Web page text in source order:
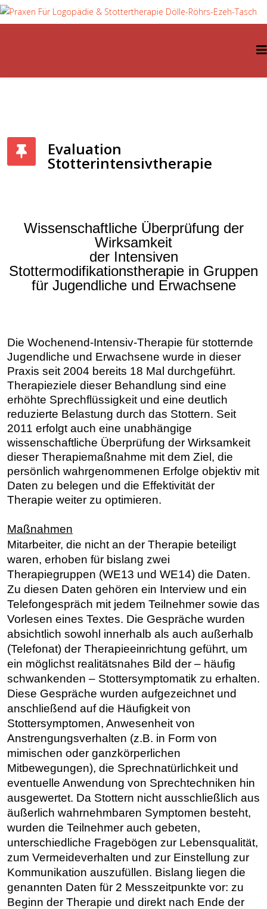
Evaluation
Stotterintensivtherapie
Wissenschaftliche Überprüfung der
Wirksamkeit
der Intensiven
Stottermodifikationstherapie in Gruppen
für Jugendliche und Erwachsene
Die Wochenend-Intensiv-Therapie für stotternde
Jugendliche und Erwachsene wurde in dieser
Praxis seit 2004 bereits 18 Mal durchgeführt.
Therapieziele dieser Behandlung sind eine
erhöhte Sprechflüssigkeit und eine deutlich
reduzierte Belastung durch das Stottern. Seit
2011 erfolgt auch eine unabhängige
wissenschaftliche Überprüfung der Wirksamkeit
dieser Therapiemaßnahme mit dem Ziel, die
persönlich wahrgenommenen Erfolge objektiv mit
Daten zu belegen und die Effektivität der
Therapie weiter zu optimieren.
Maßnahmen
Mitarbeiter, die nicht an der Therapie beteiligt
waren, erhoben für bislang zwei
Therapiegruppen (WE13 und WE14) die Daten.
Zu diesen Daten gehören ein Interview und ein
Telefongespräch mit jedem Teilnehmer sowie das
Vorlesen eines Textes. Die Gespräche wurden
absichtlich sowohl innerhalb als auch außerhalb
(Telefonat) der Therapieeinrichtung geführt, um
ein möglichst realitätsnahes Bild der – häufig
schwankenden – Stottersymptomatik zu erhalten.
Diese Gespräche wurden aufgezeichnet und
anschließend auf die Häufigkeit von
Stottersymptomen, Anwesenheit von
Anstrengungsverhalten (z.B. in Form von
mimischen oder ganzkörperlichen
Mitbewegungen), die Sprechnatürlichkeit und
eventuelle Anwendung von Sprechtechniken hin
ausgewertet. Da Stottern nicht ausschließlich aus
äußerlich wahrnehmbaren Symptomen besteht,
wurden die Teilnehmer auch gebeten,
unterschiedliche Fragebögen zur Lebensqualität,
zum Vermeideverhalten und zur Einstellung zur
Kommunikation auszufüllen. Bislang liegen die
genannten Daten für 2 Messzeitpunkte vor: zu
Beginn der Therapie und direkt nach Ende der